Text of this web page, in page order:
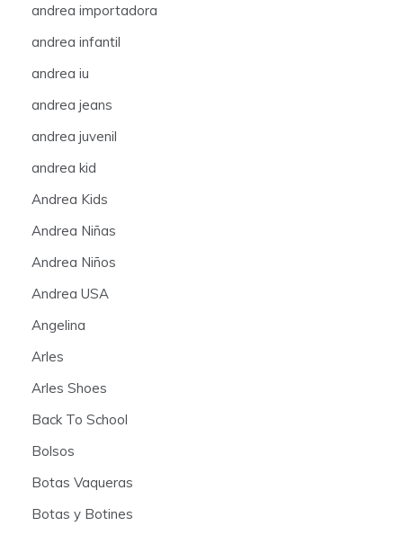
andrea importadora
andrea infantil
andrea iu
andrea jeans
andrea juvenil
andrea kid
Andrea Kids
Andrea Niñas
Andrea Niños
Andrea USA
Angelina
Arles
Arles Shoes
Back To School
Bolsos
Botas Vaqueras
Botas y Botines